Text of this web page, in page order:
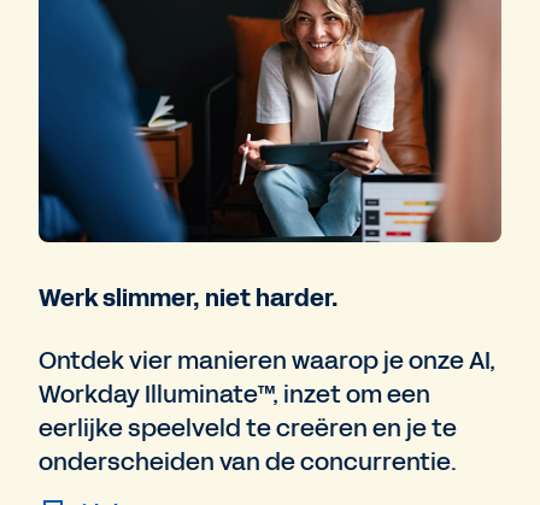
Werk slimmer, niet harder.
Ontdek vier manieren waarop je onze AI,
Workday Illuminate™, inzet om een
eerlijke speelveld te creëren en je te
onderscheiden van de concurrentie.